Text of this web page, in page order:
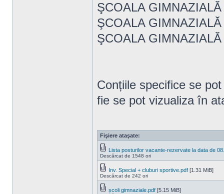
ŞCOALA
ŞCOALA
ŞCOALA
Conțiile specifice se
fie se pot vizualiza în
Fişiere ataşate:
Lista posturilor vacante-rezervate la data de
Descărcat de 1548 ori
Inv. Special + cluburi sportive.pdf [1.31 MiB]
Descărcat de 242 ori
școli gimnaziale.pdf [5.15 MiB]